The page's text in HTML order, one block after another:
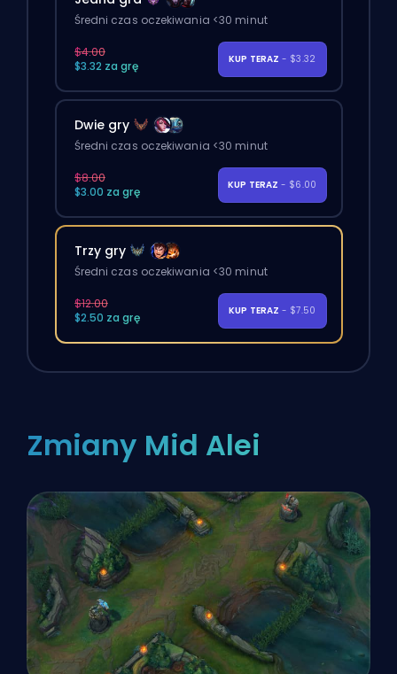
Średni czas oczekiwania <30 minut
$4.00
$3.32 za grę
KUP TERAZ - $3.32
Dwie gry
Średni czas oczekiwania <30 minut
$8.00
$3.00 za grę
KUP TERAZ - $6.00
Trzy gry
Średni czas oczekiwania <30 minut
$12.00
$2.50 za grę
KUP TERAZ - $7.50
Zmiany Mid Alei